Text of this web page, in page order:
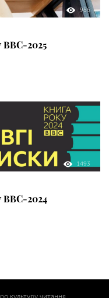
986
BBC-2025
1493
BBC-2024
культуру читання